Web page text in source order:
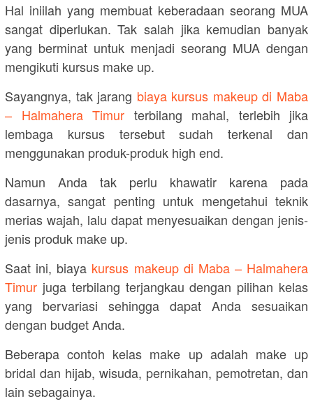
Hal iniilah yang membuat keberadaan seorang MUA
sangat diperlukan. Tak salah jika kemudian banyak
yang berminat untuk menjadi seorang MUA dengan
mengikuti kursus make up.
Sayangnya, tak jarang biaya kursus makeup di Maba
– Halmahera Timur terbilang mahal, terlebih jika
lembaga kursus tersebut sudah terkenal dan
menggunakan produk-produk high end.
Namun Anda tak perlu khawatir karena pada
dasarnya, sangat penting untuk mengetahui teknik
merias wajah, lalu dapat menyesuaikan dengan jenis-
jenis produk make up.
Saat ini, biaya kursus makeup di Maba – Halmahera
Timur juga terbilang terjangkau dengan pilihan kelas
yang bervariasi sehingga dapat Anda sesuaikan
dengan budget Anda.
Beberapa contoh kelas make up adalah make up
bridal dan hijab, wisuda, pernikahan, pemotretan, dan
lain sebagainya.